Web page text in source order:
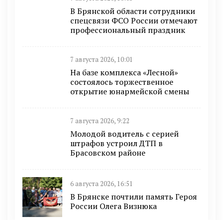
В Брянской области сотрудники
спецсвязи ФСО России отмечают
профессиональный праздник
7 августа 2026, 10:01
На базе комплекса «Лесной»
состоялось торжественное
открытие юнармейской смены
7 августа 2026, 9:22
Молодой водитель с серией
штрафов устроил ДТП в
Брасовском районе
6 августа 2026, 16:51
В Брянске почтили память Героя
России Олега Визнюка